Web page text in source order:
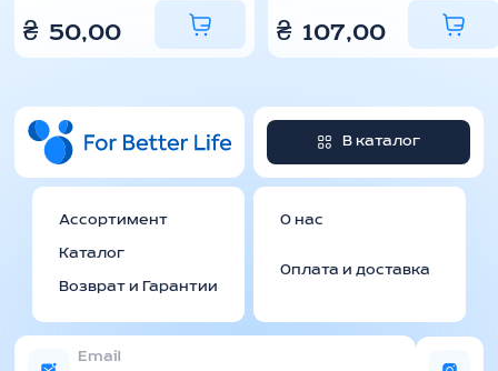
50,00
₴ 107,00
₴
В каталог
Ассортимент
Каталог
Возврат и Гарантии
О нас
Оплата и доставка
Email